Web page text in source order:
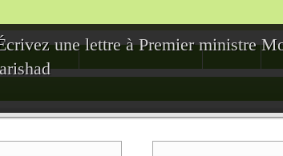
une lettre à Premier ministre